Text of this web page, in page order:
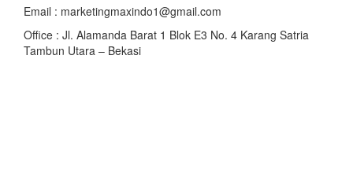
Email : marketingmaxindo1@gmail.com
Office : Jl. Alamanda Barat 1 Blok E3 No. 4 Karang Satria
Tambun Utara – Bekasi